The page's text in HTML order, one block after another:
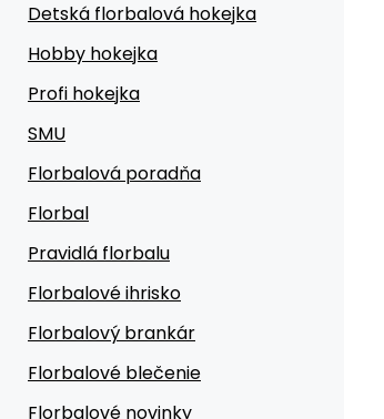
Detská florbalová hokejka
Hobby hokejka
Profi hokejka
SMU
Florbalová poradňa
Florbal
Pravidlá florbalu
Florbalové ihrisko
Florbalový brankár
Florbalové blečenie
Florbalové novinky